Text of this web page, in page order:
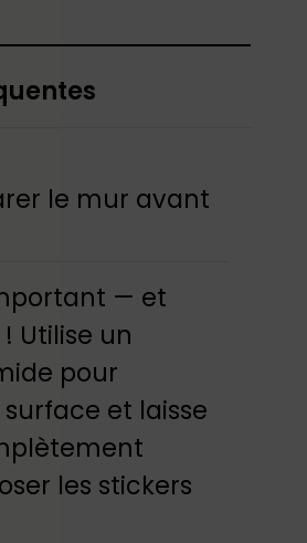
le mur avant
— et
Utilise un
pour
et laisse
les stickers